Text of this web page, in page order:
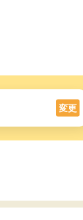
変更